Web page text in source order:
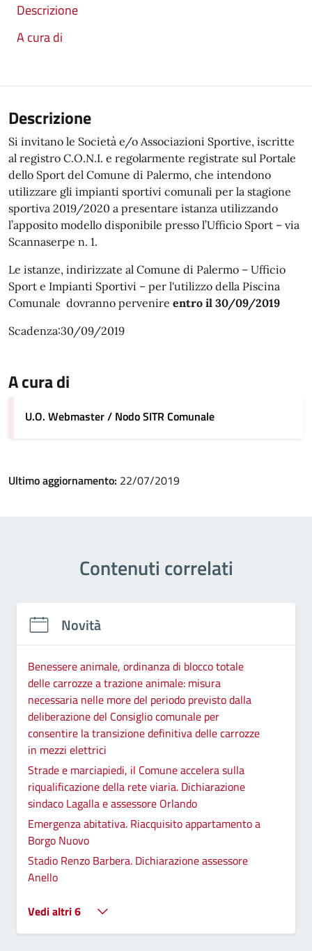
Descrizione
A cura di
Descrizione
Si invitano le Società e/o Associazioni Sportive, iscritte
al registro C.O.N.I. e regolarmente registrate sul Portale
dello Sport del Comune di Palermo, che intendono
utilizzare gli impianti sportivi comunali per la stagione
sportiva 2019/2020 a presentare istanza utilizzando
l’apposito modello disponibile presso l’Ufficio Sport – via
Scannaserpe n. 1.
Le istanze, indirizzate al Comune di Palermo – Ufficio
Sport e Impianti Sportivi – per l'utilizzo della Piscina
Comunale dovranno pervenire entro il 30/09/2019
Scadenza:30/09/2019
A cura di
U.O. Webmaster / Nodo SITR Comunale
Ultimo aggiornamento: 22/07/2019
Contenuti correlati
Novità
Benessere animale, ordinanza di blocco totale
delle carrozze a trazione animale: misura
necessaria nelle more del periodo previsto dalla
deliberazione del Consiglio comunale per
consentire la transizione definitiva delle carrozze
in mezzi elettrici
Strade e marciapiedi, il Comune accelera sulla
riqualificazione della rete viaria. Dichiarazione
sindaco Lagalla e assessore Orlando
Emergenza abitativa. Riacquisito appartamento a
Borgo Nuovo
Stadio Renzo Barbera. Dichiarazione assessore
Anello
Vedi altri 6